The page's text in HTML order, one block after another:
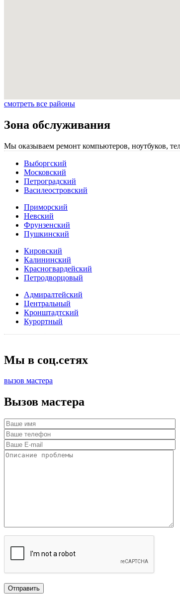
смотреть все районы
Зона обслуживания
Мы оказываем ремонт компьютеров, ноутбуков,
Выборгский
Московский
Петроградский
Василеостровский
Приморский
Невский
Фрунзенский
Пушкинский
Кировский
Калининский
Красногвардейский
Петродворцовый
Адмиралтейский
Центральный
Кронштадтский
Курортный
Мы в соц.сетях
вызов мастера
Вызов мастера